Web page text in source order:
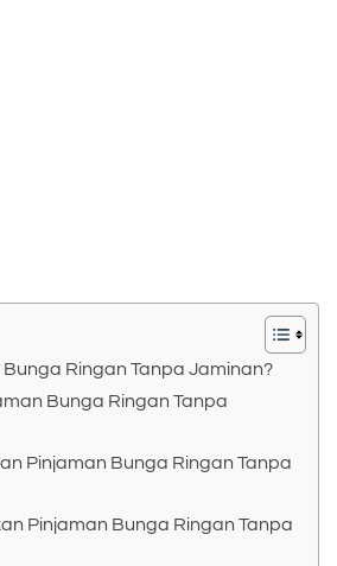
Ringan Tanpa Jaminan?
Bunga Ringan Tanpa
Pinjaman Bunga Ringan Tanpa
Pinjaman Bunga Ringan Tanpa